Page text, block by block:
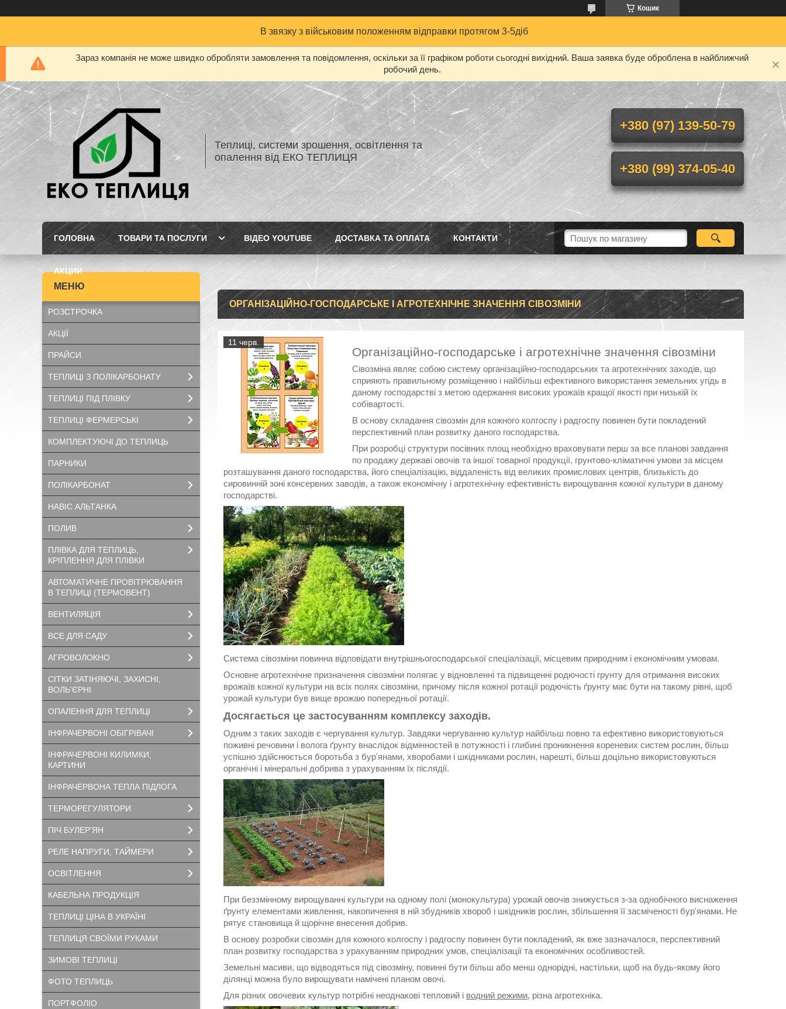
Кошик
В звязку з військовим положенням відправки протягом 3-5діб
Зараз компанія не може швидко обробляти замовлення та повідомлення, оскільки за її графіком роботи сьогодні вихідний. Ваша заявка буде оброблена в найближчий
робочий день.
Теплиці, системи зрошення, освітлення та
опалення від ЕКО ТЕПЛИЦЯ
+380 (97) 139-50-79
+380 (99) 374-05-40
ГОЛОВНА ТОВАРИ ТА ПОСЛУГИ ВІДЕО YOUTUBE ДОСТАВКА ТА ОПЛАТА КОНТАКТИ
АКЦИИ
ОРГАНІЗАЦІЙНО-ГОСПОДАРСЬКЕ І АГРОТЕХНІЧНЕ ЗНАЧЕННЯ СІВОЗМІНИ
11 черв.
Організаційно-господарське і агротехнічне значення сівозміни
Сівозміна являє собою систему організаційно-господарських та агротехнічних заходів, що
сприяють правильному розміщенню і найбільш ефективного використання земельних угідь в
даному господарстві з метою одержання високих урожаїв кращої якості при низькій їх
собівартості.
В основу складання сівозмін для кожного колгоспу і радгоспу повинен бути покладений
перспективний план розвитку даного господарства.
При розробці структури посівних площ необхідно враховувати перш за все планові завдання
по продажу державі овочів та іншої товарної продукції, грунтово-кліматичні умови за місцем
розташування даного господарства, його спеціалізацію, віддаленість від великих промислових центрів, близькість до
сировинній зоні консервних заводів, а також економічну і агротехнічну ефективність вирощування кожної культури в даному
господарстві.
Система сівозміни повинна відповідати внутрішньогосподарської спеціалізації, місцевим природним і економічним умовам.
Основне агротехнічне призначення сівозміни полягає у відновленні та підвищенні родючості грунту для отримання високих
врожаїв кожної культури на всіх полях сівозміни, причому після кожної ротації родючість ґрунту має бути на такому рівні, щоб
урожай культури був вище врожаю попередньої ротації.
Досягається це застосуванням комплексу заходів.
Одним з таких заходів є чергування культур. Завдяки чергуванню культур найбільш повно та ефективно використовуються
поживні речовини і волога ґрунту внаслідок відмінностей в потужності і глибині проникнення кореневих систем рослин, більш
успішно здійснюється боротьба з бур'янами, хворобами і шкідниками рослин, нарешті, більш доцільно використовуються
органічні і мінеральні добрива з урахуванням їх післядії.
При беззмінному вирощуванні культури на одному полі (монокультура) урожай овочів знижується з-за однобічного виснаження
ґрунту елементами живлення, накопичення в ній збудників хвороб і шкідників рослин, збільшення її засміченості бур'янами. Не
рятує становища й щорічне внесення добрив.
В основу розробки сівозмін для кожного колгоспу і радгоспу повинен бути покладений, як вже зазначалося, перспективний
план розвитку господарства з урахуванням природних умов, спеціалізації та економічних особливостей.
Земельні масиви, що відводяться під сівозміну, повинні бути більш або менш однорідні, настільки, щоб на будь-якому його
ділянці можна було вирощувати намічені планом овочі.
Для різних овочевих культур потрібні неоднакові тепловий і водний режими, різна агротехніка.
РОЗСТРОЧКА
АКЦІЇ
ПРАЙСИ
ТЕПЛИЦІ З ПОЛІКАРБОНАТУ
ТЕПЛИЦІ ПІД ПЛІВКУ
ТЕПЛИЦІ ФЕРМЕРСЬКІ
КОМПЛЕКТУЮЧІ ДО ТЕПЛИЦЬ
ПАРНИКИ
ПОЛІКАРБОНАТ
НАВІС АЛЬТАНКА
ПОЛИВ
ПЛІВКА ДЛЯ ТЕПЛИЦЬ,
КРІПЛЕННЯ ДЛЯ ПЛІВКИ
АВТОМАТИЧНЕ ПРОВІТРЮВАННЯ
В ТЕПЛИЦІ (ТЕРМОВЕНТ)
ВЕНТИЛЯЦІЯ
ВСЕ ДЛЯ САДУ
АГРОВОЛОКНО
СІТКИ ЗАТІНЯЮЧІ, ЗАХИСНІ,
ВОЛЬ'ЄРНІ
ОПАЛЕННЯ ДЛЯ ТЕПЛИЦІ
ІНФРАЧЕРВОНІ ОБІГРІВАЧІ
ІНФРАЧЕРВОНІ КИЛИМКИ,
КАРТИНИ
ІНФРАЧЕРВОНА ТЕПЛА ПІДЛОГА
ТЕРМОРЕГУЛЯТОРИ
ПІЧ БУЛЕР'ЯН
РЕЛЕ НАПРУГИ, ТАЙМЕРИ
ОСВІТЛЕННЯ
КАБЕЛЬНА ПРОДУКЦІЯ
ТЕПЛИЦІ ЦІНА В УКРАЇНІ
ТЕПЛИЦЯ СВОЇМИ РУКАМИ
ЗИМОВІ ТЕПЛИЦІ
ФОТО ТЕПЛИЦЬ
ПОРТФОЛІО